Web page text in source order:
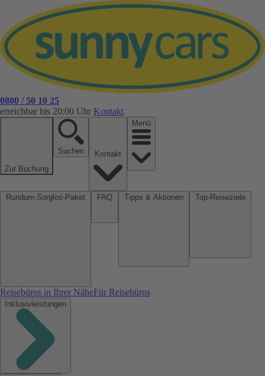
0800 / 50 10 25
erreichbar bis 20:00 Uhr Kontakt
Zur Buchung
Suchen
Menü
Reisebüros in Ihrer NäheFür Reisebüros
Inklusivleistungen